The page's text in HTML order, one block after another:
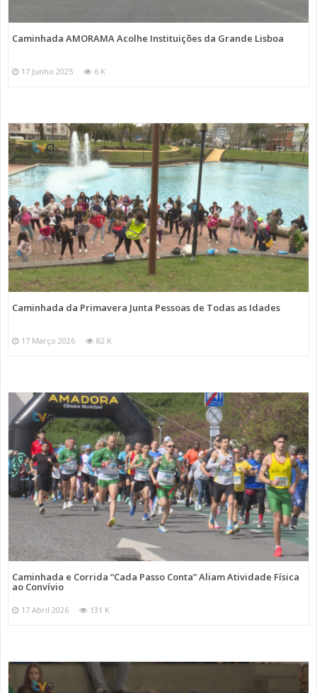
Caminhada AMORAMA Acolhe Instituições da Grande Lisboa
17 Junho 2025 6 K
Caminhada da Primavera Junta Pessoas de Todas as Idades
17 Março 2026 82 K
Caminhada e Corrida “Cada Passo Conta” Aliam Atividade Física
ao Convívio
17 Abril 2026 131 K